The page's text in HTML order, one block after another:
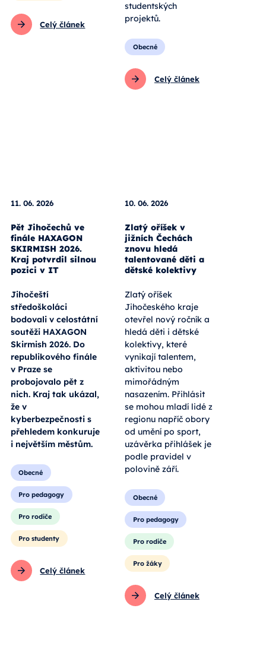
Celý článek
studentských
projektů.
Obecné
Celý článek
11. 06. 2026
Pět Jihočechů ve
finále HAXAGON
SKIRMISH 2026.
Kraj potvrdil silnou
pozici v IT
Jihočeští
středoškoláci
bodovali v celostátní
soutěži HAXAGON
Skirmish 2026. Do
republikového finále
v Praze se
probojovalo pět z
nich. Kraj tak ukázal,
že v
kyberbezpečnosti s
přehledem konkuruje
i největším městům.
Obecné
Pro pedagogy
Pro rodiče
Pro studenty
Celý článek
10. 06. 2026
Zlatý oříšek v
jižních Čechách
znovu hledá
talentované děti a
dětské kolektivy
Zlatý oříšek
Jihočeského kraje
otevřel nový ročník a
hledá děti i dětské
kolektivy, které
vynikají talentem,
aktivitou nebo
mimořádným
nasazením. Přihlásit
se mohou mladí lidé z
regionu napříč obory
od umění po sport,
uzávěrka přihlášek je
podle pravidel v
polovině září.
Obecné
Pro pedagogy
Pro rodiče
Pro žáky
Celý článek